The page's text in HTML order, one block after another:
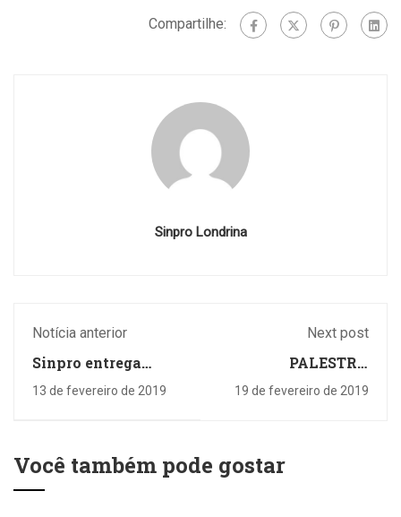
Compartilhe:
Sinpro Londrina
Notícia anterior
Sinpro entrega
vencedoras da
13 de fevereiro de 2019
Next post
PALESTRA
19 de fevereiro de 2019
Você também pode gostar